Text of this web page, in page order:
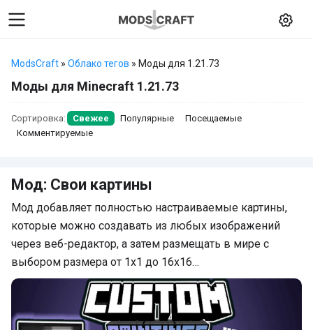
ModsCraft » Облако тегов » Моды для 1.21.73
Моды для Minecraft 1.21.73
Сортировка: Свежее Популярные
Посещаемые
Комментируемые
Мод: Свои картины
Мод добавляет полностью настраиваемые картины,
которые можно создавать из любых изображений
через веб-редактор, а затем размещать в мире с
выбором размера от 1x1 до 16x16…